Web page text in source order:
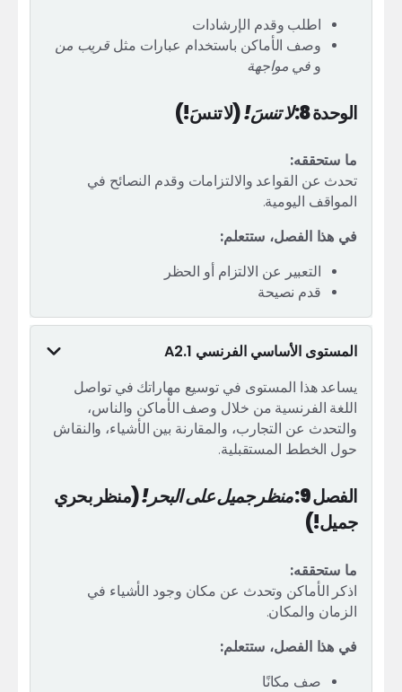
اطلب وقدم الإرشادات
وصف الأماكن باستخدام عبارات مثل قريب من
و في مواجهة
الوحدة 8: لا تنسَ!(لا تنسَ!)
ما ستحققه:
تحدث عن القواعد والالتزامات وقدم النصائح في
المواقف اليومية.
في هذا الفصل، ستتعلم:
التعبير عن الالتزام أو الحظر
قدم نصيحة
المستوى الأساسي الفرنسي A2.1
يساعد هذا المستوى في توسيع مهاراتك في تواصل
اللغة الفرنسية من خلال وصف الأماكن والناس،
والتحدث عن التجارب، والمقارنة بين الأشياء، والنقاش
حول الخطط المستقبلية.
الفصل 9: منظر جميل على البحر!(منظر بحري
جميل!)
ما ستحققه:
اذكر الأماكن وتحدث عن مكان وجود الأشياء في
الزمان والمكان.
في هذا الفصل، ستتعلم:
صف مكانًا